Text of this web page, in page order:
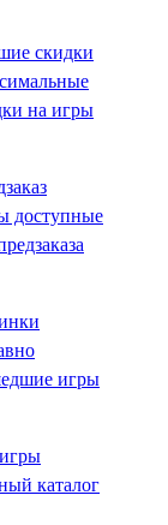
скидки
на игры
доступные
игры
каталог
на